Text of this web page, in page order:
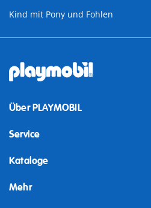
Kind mit Pony und Fohlen
Über PLAYMOBIL
Service
Kataloge
Mehr